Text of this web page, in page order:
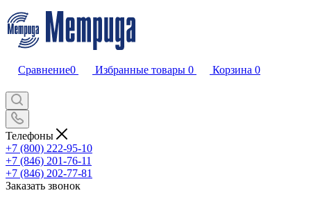
Сравнение0 Избранные товары 0 Корзина 0
Телефоны
+7 (800) 222-95-10
+7 (846) 201-76-11
+7 (846) 202-77-81
Заказать звонок